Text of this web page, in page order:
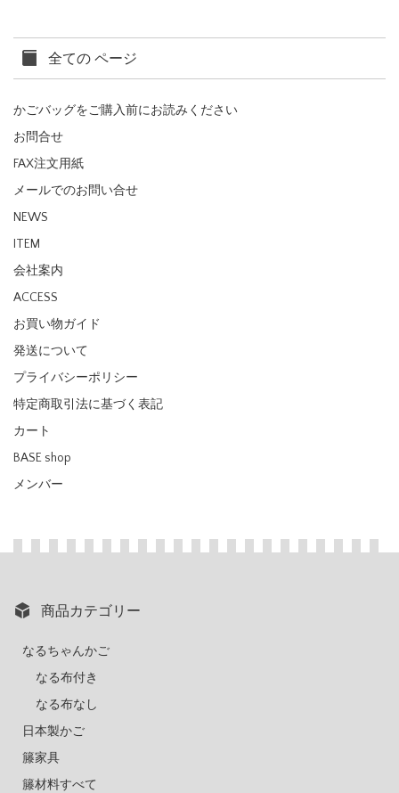
全ての ページ
かごバッグをご購入前にお読みください
お問合せ
FAX注文用紙
メールでのお問い合せ
NEWS
ITEM
会社案内
ACCESS
お買い物ガイド
発送について
プライバシーポリシー
特定商取引法に基づく表記
カート
BASE shop
メンバー
商品カテゴリー
なるちゃんかご
なる布付き
なる布なし
日本製かご
籐家具
籐材料すべて